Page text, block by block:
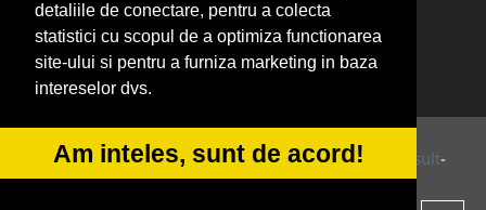
detaliile de conectare, pentru a colecta
statistici cu scopul de a optimiza functionarea
site-ului si pentru a furniza marketing in baza
intereselor dvs.
Am inteles, sunt de acord!
Dresaj-Caine.ro
Clinica-Privata.ro
Veterinar-Romania.ro
© 2014-2026 Powered byVilonMedia&Tokaido Consult-
ANPC SOL